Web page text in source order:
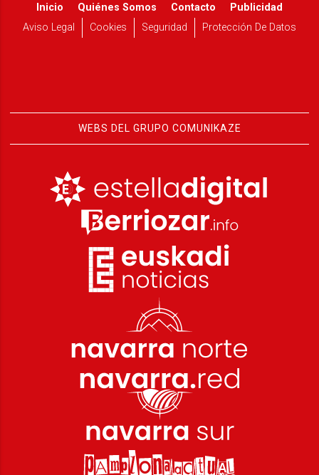
Inicio Quiénes Somos Contacto
Publicidad
Aviso Legal
Cookies Seguridad Protección De Datos
WEBS DEL GRUPO COMUNIKAZE